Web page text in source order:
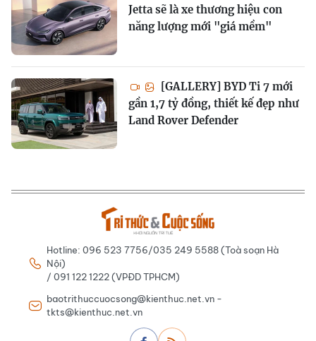
Jetta sẽ là xe thương hiệu con
năng lượng mới "giá mềm"
[GALLERY] BYD Ti 7 mới
gần 1,7 tỷ đồng, thiết kế đẹp như
Land Rover Defender
Hotline: 096 523 7756/035 249 5588 (Toà soạn Hà
Nội)
/ 091 122 1222 (VPĐD TPHCM)
baotrithuccuocsong@kienthuc.net.vn -
tkts@kienthuc.net.vn